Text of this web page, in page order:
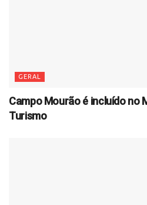
GERAL
Campo Mourão é incluído no
Turismo